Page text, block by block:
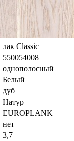
лак Classic
550054008
однополосный
Белый
дуб
Натур
EUROPLANK
нет
3,7